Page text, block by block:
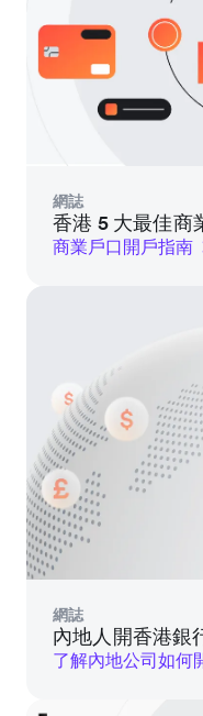
網誌
香港 5 大最佳商
商業戶口開戶指南
網誌
內地人開香港銀
了解內地公司如何